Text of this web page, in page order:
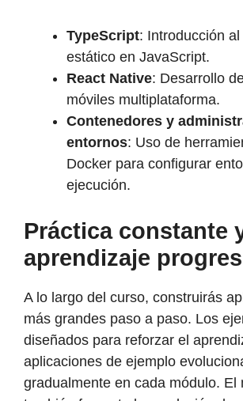
TypeScript: Introducción
estático en JavaScript.
React Native: Desarrollo
móviles multiplataforma.
Contenedores y
entornos: Uso de
Docker para configurar
ejecución.
Práctica constante
aprendizaje
A lo largo del curso, construirás
más grandes paso a paso. Los
diseñados para reforzar el
aplicaciones de ejemplo
gradualmente en cada módulo. El